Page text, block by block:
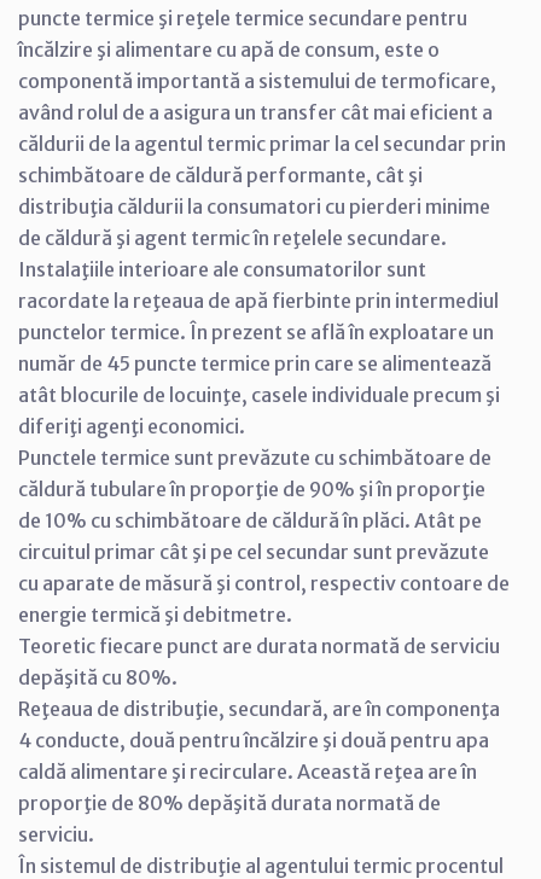
puncte termice şi reţele termice secundare pentru
încălzire şi alimentare cu apă de consum, este o
componentă importantă a sistemului de termoficare,
având rolul de a asigura un transfer cât mai eficient a
căldurii de la agentul termic primar la cel secundar prin
schimbătoare de căldură performante, cât şi
distribuţia căldurii la consumatori cu pierderi minime
de căldură şi agent termic în reţelele secundare.
Instalaţiile interioare ale consumatorilor sunt
racordate la reţeaua de apă fierbinte prin intermediul
punctelor termice. În prezent se află în exploatare un
număr de 45 puncte termice prin care se alimentează
atât blocurile de locuinţe, casele individuale precum şi
diferiţi agenţi economici.
Punctele termice sunt prevăzute cu schimbătoare de
căldură tubulare în proporţie de 90% şi în proporţie
de 10% cu schimbătoare de căldură în plăci. Atât pe
circuitul primar cât şi pe cel secundar sunt prevăzute
cu aparate de măsură şi control, respectiv contoare de
energie termică şi debitmetre.
Teoretic fiecare punct are durata normată de serviciu
depăşită cu 80%.
Reţeaua de distribuţie, secundară, are în componenţa
4 conducte, două pentru încălzire şi două pentru apa
caldă alimentare şi recirculare. Această reţea are în
proporţie de 80% depăşită durata normată de
serviciu.
În sistemul de distribuţie al agentului termic procentul